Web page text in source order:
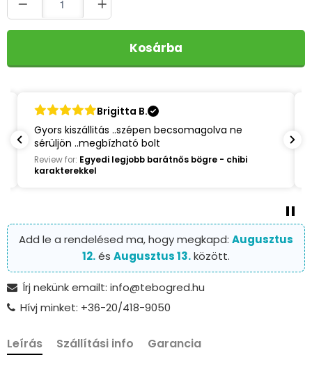
Kosárba
Brigitta B.
Gyors kiszállitás ..szépen becsomagolva ne
sérüljön ..megbízható bolt
Review for: Egyedi legjobb barátnős bögre - chibi
karakterekkel
Add le a rendelésed ma, hogy megkapd: Augusztus
12.és Augusztus 13.között.
Írj nekünk emailt: info@tebogred.hu
Hívj minket: +36-20/418-9050
Leírás Szállítási info Garancia